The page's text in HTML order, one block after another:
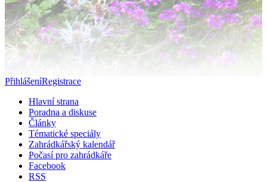
PřihlášeníRegistrace
Hlavní strana
Poradna a diskuse
Články
Tématické speciály
Zahrádkářský kalendář
Počasí pro zahrádkáře
Facebook
RSS